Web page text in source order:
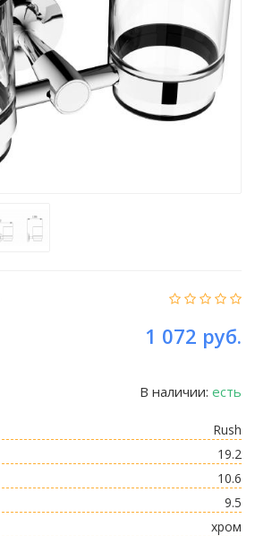
1 072 руб.
В наличии: есть
Rush
19.2
10.6
9.5
хром